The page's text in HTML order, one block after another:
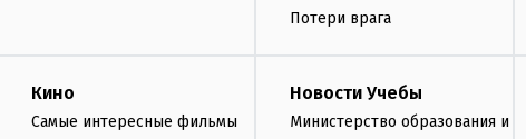
Потери врага
Кино
Самые интересные фильмы
Новости Учебы
Министерство образования и